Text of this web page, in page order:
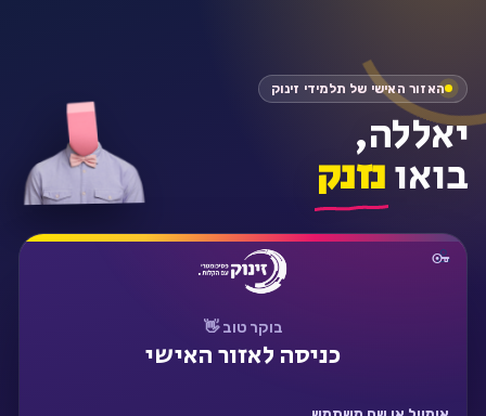
בוקר טוב 👋
כניסה לאזור האישי
האזור האישי של תלמידי זינוק
יאללה,
בואונזנק